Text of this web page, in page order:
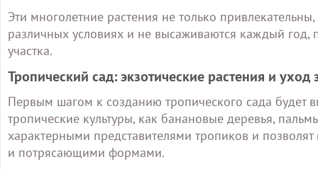
Эти многолетние растения не только
различных условиях и не высаживаются каждый
участка.
Тропический сад: экзотические растения и уход
Первым шагом к созданию тропического сада будет
тропические культуры, как банановые деревья,
характерными представителями тропиков и
и потрясающими формами.